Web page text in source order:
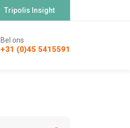
Tripolis Insight
Bel ons
+31 (0)45 5415591